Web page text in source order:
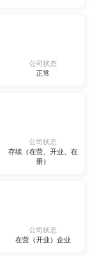
公司状态
正常
公司状态
存续（在营、开业、在
册）
公司状态
在营（开业）企业